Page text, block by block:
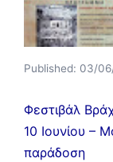
Published: 03/
Φεστιβάλ
10 Ιουνίου –
παράδοση